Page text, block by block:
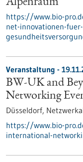
Alpenraum
https://www.bio-
net-innovationen-
Veranstaltung -
BW-UK and
Networking
Düsseldorf,
https://www.bio-
international-